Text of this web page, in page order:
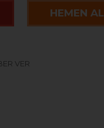
HEMEN AL
VER